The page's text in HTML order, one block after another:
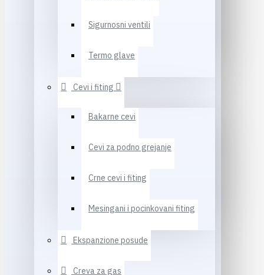
Sigurnosni ventili
Termo glave
Cevi i fiting
Bakarne cevi
Cevi za podno grejanje
Crne cevi i fiting
Mesingani i pocinkovani fiting
Ekspanzione posude
Creva za gas